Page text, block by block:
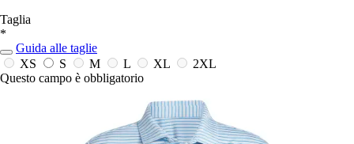
Taglia
*
Guida alle taglie
XS
S M L XL
2XL
Questo campo è obbligatorio